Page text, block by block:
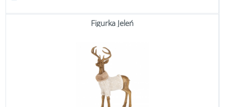
Figurka Jeleń